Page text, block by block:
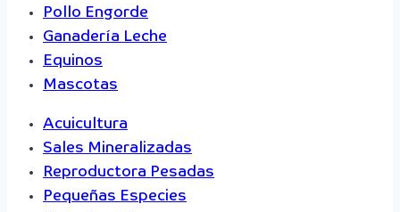
Pollo Engorde
Ganadería Leche
Equinos
Mascotas
Acuicultura
Sales Mineralizadas
Reproductora Pesadas
Pequeñas Especies